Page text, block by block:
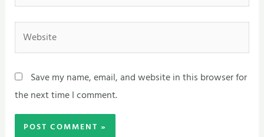
Website
Save my name, email, and website in this browser for
the next time I comment.